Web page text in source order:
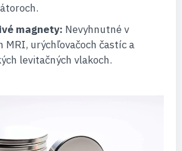
magnety: Nevyhnutné v
MRI, urýchľovačoch častíc a
levitačných vlakoch.